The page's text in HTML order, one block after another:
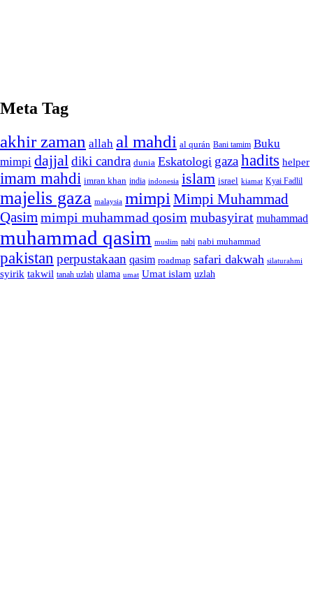
Meta Tag
akhir zaman allah al mahdi al qurán Bani tamim Buku
mimpi dajjal diki candra dunia Eskatologi gazahadits helper
imam mahdi imran khan india indonesia islam israel kiamat Kyai Fadlil
majelis gaza malaysia mimpi Mimpi Muhammad
Qasimmimpi muhammad qosim mubasyirat muhammad
muhammad qasim muslim nabi nabi muhammad
pakistan perpustakaan qasim roadmap safari dakwah silaturahmi
syirik takwil tanah uzlah ulama umat Umat islam uzlah